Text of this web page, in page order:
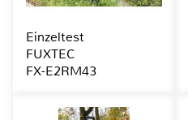
Einzeltest
FUXTEC
FX-E2RM43